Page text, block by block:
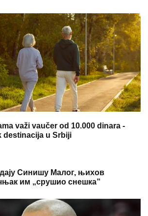
važi vaučer od 10.000 dinara -
destinacija u Srbiji
Синишу Малог, њихов
им „срушио снешка”